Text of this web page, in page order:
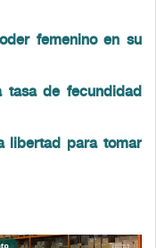
femenino en su
tasa de fecundidad
libertad para tomar